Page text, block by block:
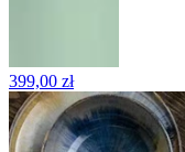
399,00 zł